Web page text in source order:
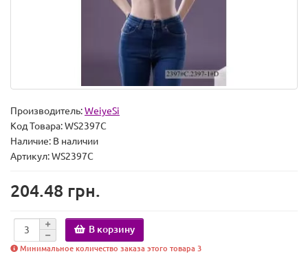
Производитель:WeiyeSi
Код Товара:WS2397C
Наличие: В наличии
Артикул: WS2397C
204.48 грн.
В корзину
Минимальное количество заказа этого товара 3